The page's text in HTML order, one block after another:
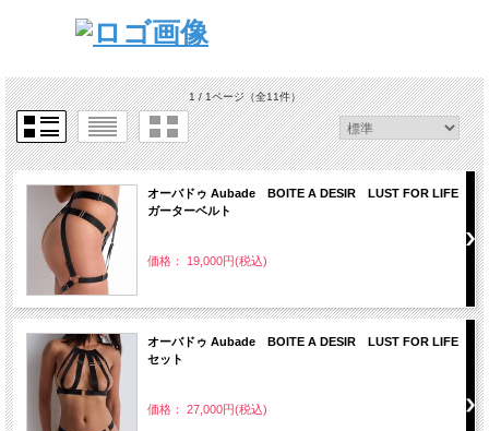
1 / 1ページ（全11件）
オーバドゥ Aubade BOITE A DESIR LUST FOR LIFE
ガーターベルト
価格： 19,000円(税込)
オーバドゥ Aubade BOITE A DESIR LUST FOR LIFE
セット
価格： 27,000円(税込)